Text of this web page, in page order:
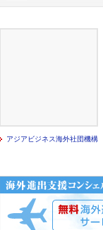
アジアビジネス海外社団機構